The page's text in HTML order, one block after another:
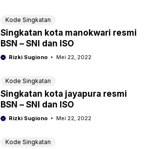
Kode Singkatan
Singkatan kota manokwari resmi
BSN – SNI dan ISO
Rizki Sugiono Mei 22, 2022
Kode Singkatan
Singkatan kota jayapura resmi
BSN – SNI dan ISO
Rizki Sugiono Mei 22, 2022
Kode Singkatan